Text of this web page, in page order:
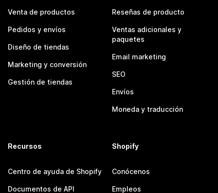
Venta de productos
Pedidos y envíos
Diseño de tiendas
Marketing y conversión
Gestión de tiendas
Reseñas de producto
Ventas adicionales y
paquetes
Email marketing
SEO
Envíos
Moneda y traducción
Recursos
Centro de ayuda de Shopify
Documentos de API
Shopify
Conócenos
Empleos